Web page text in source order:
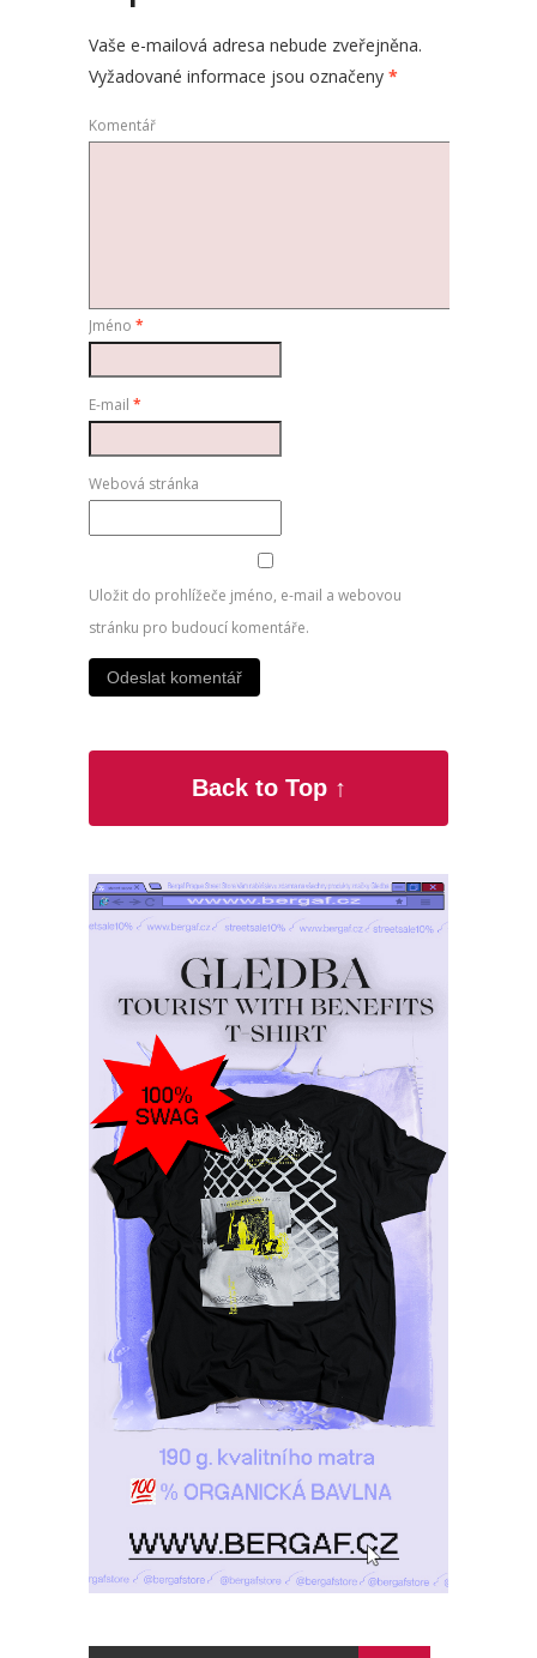
Vaše e-mailová adresa nebude zveřejněna.
Vyžadované informace jsou označeny *
Komentář
Jméno *
E-mail *
Webová stránka
Uložit do prohlížeče jméno, e-mail a webovou
stránku pro budoucí komentáře.
Back to Top ↑